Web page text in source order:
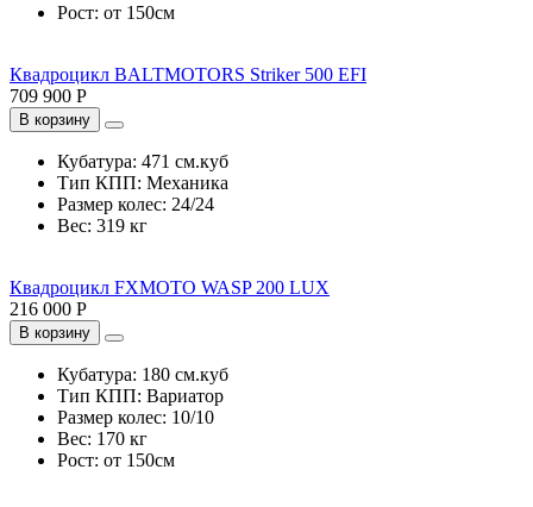
Рост: от 150см
Квадроцикл BALTMOTORS Striker 500 EFI
709 900 Р
В корзину
Кубатура: 471 см.куб
Тип КПП: Механика
Размер колес: 24/24
Вес: 319 кг
Квадроцикл FXMOTO WASP 200 LUX
216 000 Р
В корзину
Кубатура: 180 см.куб
Тип КПП: Вариатор
Размер колес: 10/10
Вес: 170 кг
Рост: от 150см